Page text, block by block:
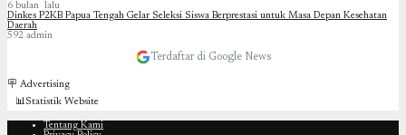
6 bulan lalu
Dinkes P2KB Papua Tengah Gelar Seleksi Siswa Berprestasi untuk Masa Depan Kesehatan
Daerah
592 admin
Terdaftar di Google News
🪧 Advertising
📊Statistik Website
Tentang Kami